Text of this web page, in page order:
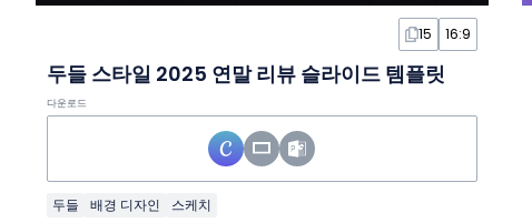
15 16:9
두들 스타일 2025 연말 리뷰 슬라이드 템플릿
다운로드
두들 배경 디자인 스케치